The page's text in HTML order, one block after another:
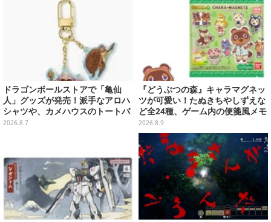
ドラゴンボールストアで「亀仙
人」グッズが発売！派手なアロハ
シャツや、カメハウスのトートバ
ッグなど夏らしいアイテムがズラ
2026.8.7
『どうぶつの森』キャラマグネッ
ツが可愛い！たぬきちやしずえな
ど全24種、ゲーム内の便箋風メモ
カード全10種も
2026.8.9